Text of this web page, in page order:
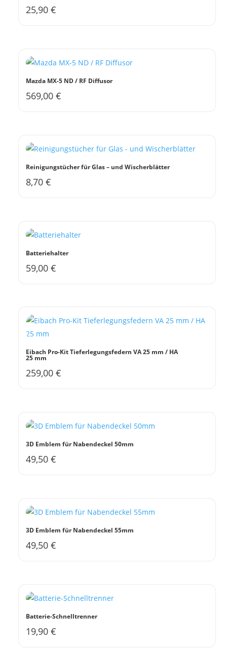
25,90€
Mazda MX-5 ND / RF Diffusor
569,00€
Reinigungstücher für Glas – und Wischerblätter
8,70€
Batteriehalter
59,00€
Eibach Pro-Kit Tieferlegungsfedern VA 25 mm / HA
25 mm
259,00€
3D Emblem für Nabendeckel 50mm
49,50€
3D Emblem für Nabendeckel 55mm
49,50€
Batterie-Schnelltrenner
19,90€